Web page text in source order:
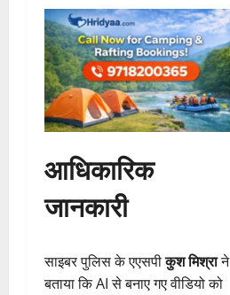
आधिकारिक
जानकारी
साइबर पुलिस के एएसपीकुश मिश्राने
बताया कि AI से बनाए गए वीडियो को